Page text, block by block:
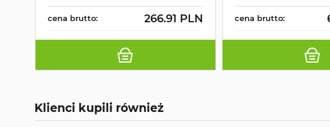
cena brutto: 266.91 PLN cena brutto:
Klienci kupili również